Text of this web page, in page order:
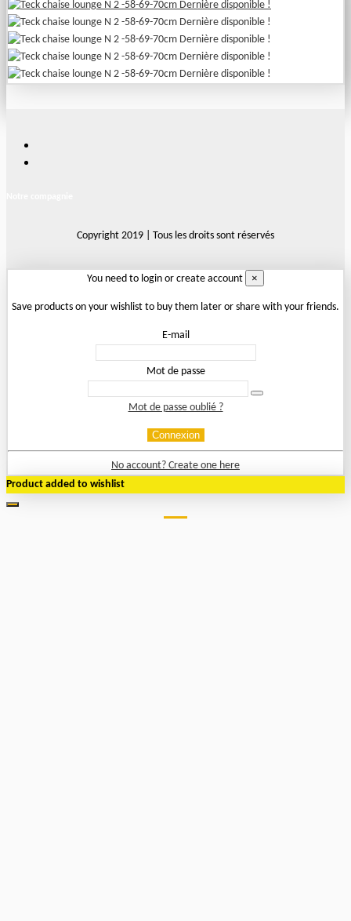
Copyright 2019 | Tous les droits sont réservés
You need to login or create account ×
Save products on your wishlist to buy them later or share with your friends.
E-mail
Mot de passe
Mot de passe oublié ?
Connexion
No account? Create one here
Product added to wishlist